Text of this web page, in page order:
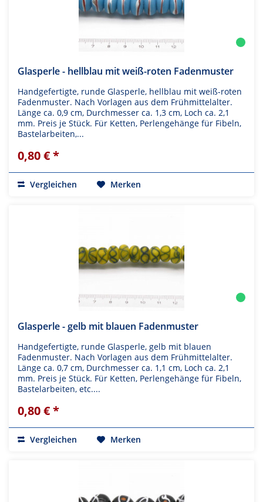
Glasperle - hellblau mit weiß-roten Fadenmuster
Handgefertigte, runde Glasperle, hellblau mit weiß-roten
Fadenmuster. Nach Vorlagen aus dem Frühmittelalter.
Länge ca. 0,9 cm, Durchmesser ca. 1,3 cm, Loch ca. 2,1
mm. Preis je Stück. Für Ketten, Perlengehänge für Fibeln,
Bastelarbeiten,...
0,80 € *
Vergleichen Merken
Glasperle - gelb mit blauen Fadenmuster
Handgefertigte, runde Glasperle, gelb mit blauen
Fadenmuster. Nach Vorlagen aus dem Frühmittelalter.
Länge ca. 0,7 cm, Durchmesser ca. 1,1 cm, Loch ca. 2,1
mm. Preis je Stück. Für Ketten, Perlengehänge für Fibeln,
Bastelarbeiten, etc....
0,80 € *
Vergleichen Merken